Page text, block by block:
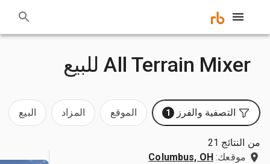
All Terrain Mixer للبيع
التصفية والفرز 1 الموقع المزاد البيع
من النتائج 21
موقعك: Columbus, OH